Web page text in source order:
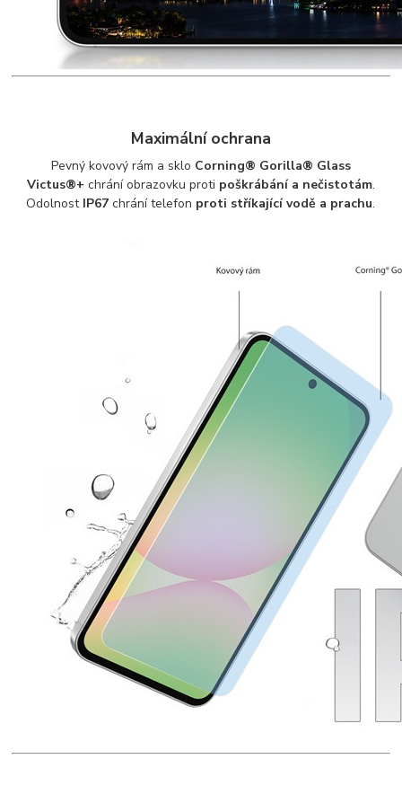
Maximální ochrana
Pevný kovový rám a sklo Corning® Gorilla® Glass
Victus®+ chrání obrazovku proti poškrábání a nečistotám.
Odolnost IP67 chrání telefon proti stříkající vodě a prachu.